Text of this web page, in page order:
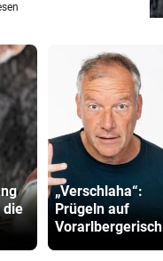
die
„Verschlaha“:
Prügeln auf
Vorarlbergerisch